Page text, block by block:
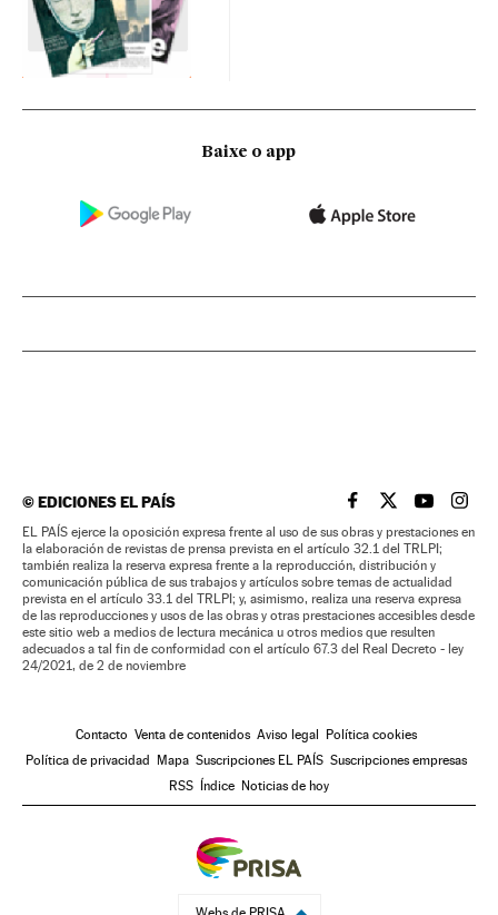
Baixe o app
©EDICIONES EL PAÍS EL PAÍS BRASIL EN
EL PAÍSEL PAÍS
EL
EL PAÍS ejerce la oposición expresa frente al uso de sus obras y prestaciones en
la elaboración de revistas de prensa prevista en el artículo 32.1 del TRLPI;
también realiza la reserva expresa frente a la reproducción, distribución y
comunicación pública de sus trabajos y artículos sobre temas de actualidad
prevista en el artículo 33.1 del TRLPI; y, asimismo, realiza una reserva expresa
de las reproducciones y usos de las obras y otras prestaciones accesibles desde
este sitio web a medios de lectura mecánica u otros medios que resulten
adecuados a tal fin de conformidad con el artículo 67.3 del Real Decreto - ley
24/2021, de 2 de noviembre
Contacto Venta de contenidos Aviso legal Política cookies
Política de privacidad Mapa Suscripciones EL PAÍS Suscripciones empresas
RSS Índice Noticias de hoy